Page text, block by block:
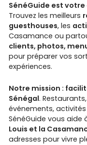
SénéGuide est
Trouvez les meilleurs
guesthouses, les
Casamance ou
clients, photos,
pour préparer vos
expériences.
Notre mission :
Sénégal.
événements,
SénéGuide vous aide
Louis et la
adresses pour vivre